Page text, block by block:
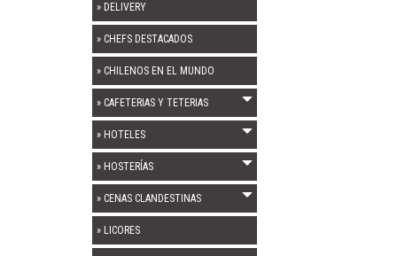
» DELIVERY
» CHEFS DESTACADOS
» CHILENOS EN EL MUNDO
» CAFETERIAS Y TETERIAS
» HOTELES
» HOSTERÍAS
» CENAS CLANDESTINAS
» LICORES